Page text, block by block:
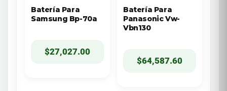
Batería Para
Samsung Bp-70a
$27,027.00
Batería Para
Panasonic Vw-
Vbn130
$64,587.60